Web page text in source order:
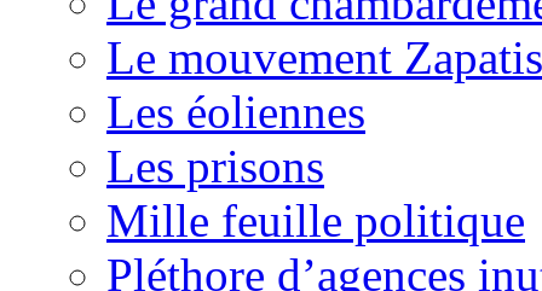
Le mouvement
Les éoliennes
Les prisons
Mille feuille politique
Pléthore d’agences